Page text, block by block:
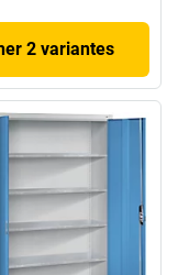
2 variantes